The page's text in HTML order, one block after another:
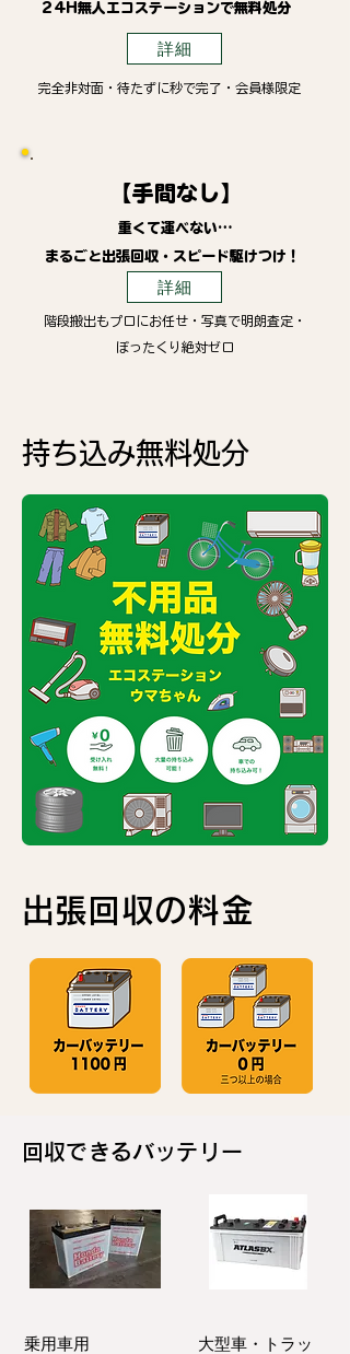
24H無人エコステーションで無料処分
詳細
完全非対面・待たずに秒で完了・会員様限定
【手間なし】
重くて運べない…
まるごと出張回収・スピード駆けつけ！
詳細
階段搬出もプロにお任せ・写真で明朗査定・
ぼったくり絶対ゼロ
持ち込み無料処分
​出張回収の料金
回収できるバッテリー
乗用車用
大型車・トラッ